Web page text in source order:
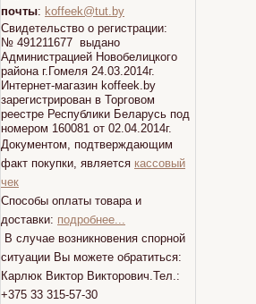
почты: koffeek@tut.by
Свидетельство о регистрации:
№ 491211677 выдано
Администрацией Новобелицкого
района г.Гомеля 24.03.2014г.
Интернет-магазин koffeek.by
зарегистрирован в Торговом
реестре Республики Беларусь под
номером 160081 от 02.04.2014г.
Документом, подтверждающим
факт покупки, является кассовый
чек
Способы оплаты товара и
доставки: подробнее...
В случае возникновения спорной
ситуации Вы можете обратиться:
Карлюк Виктор Викторович.Тел.:
+375 33 315-57-30